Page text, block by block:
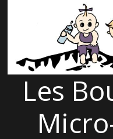
Les